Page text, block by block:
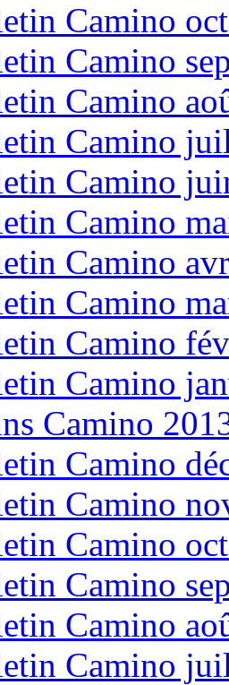
Camino
Camino
Camino
Camino
Camino
Camino
Camino
Camino
Camino
Camino
Camino
Camino
Camino
Camino
Camino
Camino
Camino